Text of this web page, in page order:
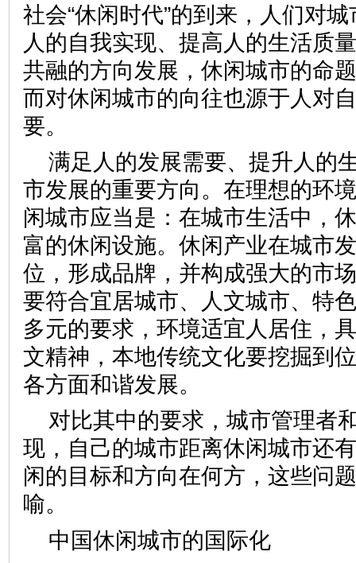
社会“休闲时代”的到来，人们对
人的自我实现、提高人的生活质
共融的方向发展，休闲城市的命
而对休闲城市的向往也源于人对
要。
满足人的发展需要、提升人的
市发展的重要方向。在理想的环
闲城市应当是：在城市生活中，
富的休闲设施。休闲产业在城市
位，形成品牌，并构成强大的市
要符合宜居城市、人文城市、特
多元的要求，环境适宜人居住，
文精神，本地传统文化要挖掘到
各方面和谐发展。
对比其中的要求，城市管理者
现，自己的城市距离休闲城市还
闲的目标和方向在何方，这些问
喻。
中国休闲城市的国际化